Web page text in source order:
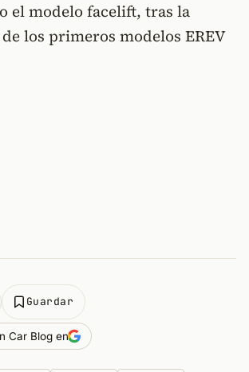
el modelo facelift, tras la
los primeros modelos EREV
Guardar
Car Blog en